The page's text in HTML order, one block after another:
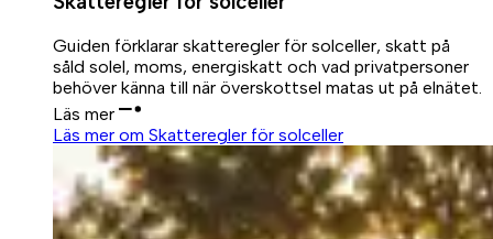
Guiden förklarar skatteregler för solceller, skatt på
såld solel, moms, energiskatt och vad privatpersoner
behöver känna till när överskottsel matas ut på elnätet.
Läs mer
Läs mer om Skatteregler för solceller